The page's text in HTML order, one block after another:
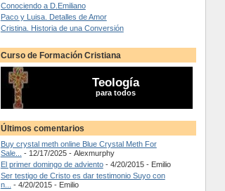
Conociendo a D.Emiliano
Paco y Luisa. Detalles de Amor
Cristina. Historia de una Conversión
Curso de Formación Cristiana
Teología
para todos
Últimos comentarios
Buy crystal meth online Blue Crystal Meth For
Sale...
- 12/17/2025- Alexmurphy
El primer domingo de adviento- 4/20/2015- Emilio
Ser testigo de Cristo es dar testimonio Suyo con
n...
- 4/20/2015- Emilio